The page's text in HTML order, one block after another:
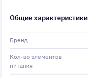
Общие характеристики
Бренд
Кол-во элементов
питания